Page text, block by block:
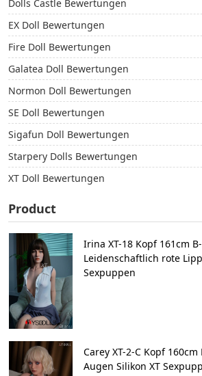
Dolls Castle Bewertungen
EX Doll Bewertungen
Fire Doll Bewertungen
Galatea Doll Bewertungen
Normon Doll Bewertungen
SE Doll Bewertungen
Sigafun Doll Bewertungen
Starpery Dolls Bewertungen
XT Doll Bewertungen
Product
Irina XT-18 Kopf 161cm
Leidenschaftlich rote
Sexpuppen
Carey XT-2-C Kopf
Augen Silikon XT